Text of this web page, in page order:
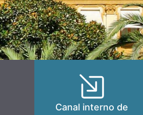
Canal interno de